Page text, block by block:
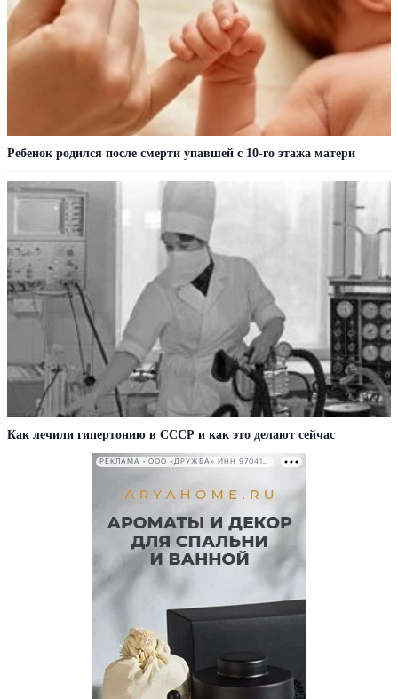
Ребенок родился после смерти упавшей с 10-го этажа матери
Как лечили гипертонию в СССР и как это делают сейчас
РЕКЛАМА • ООО «ДРУЖБА» ИНН 9704146411